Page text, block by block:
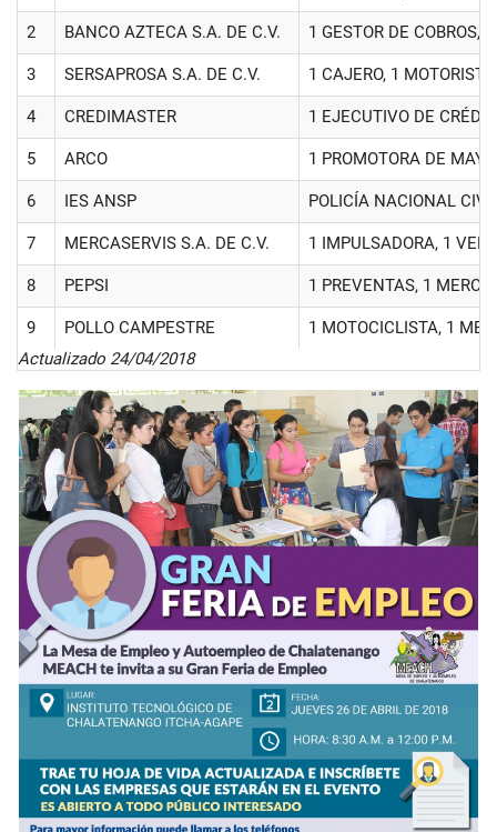
2 BANCO AZTECA S.A. DE C.V. 1 GESTOR DE COBROS,
3 SERSAPROSA S.A. DE C.V. 1 CAJERO, 1
4 CREDIMASTER 1 EJECUTIVO DE
5 ARCO 1 PROMOTORA DE
6 IES ANSP POLICÍA NACIONAL
7 MERCASERVIS S.A. DE C.V. 1 IMPULSADORA, 1
8 PEPSI 1 PREVENTAS, 1
9 POLLO CAMPESTRE
1 MOTOCICLISTA, 1
Actualizado 24/04/2018